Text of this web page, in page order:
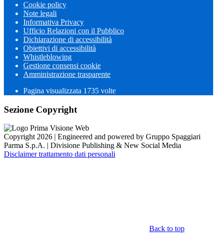
Cookie policy
Note legali
Informativa Privacy
Ufficio Relazioni con il Pubblico
Dichiarazione di accessibilità
Obiettivi di accessibilità
Whistleblowing
Gestione consensi cookie
Amministrazione trasparente
Pagina visualizzata 1735 volte
Sezione Copyright
Copyright 2026 | Engineered and powered by Gruppo Spaggiari
Parma S.p.A. | Divisione Publishing & New Social Media
Disclaimer trattamento dati personali
Back to top